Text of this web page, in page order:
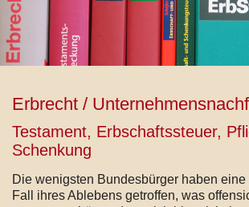
Erbrecht /
Testament, Erbschaftssteuer,
Schenkung
Die wenigsten Bundesbürger haben
Fall ihres Ablebens getroffen, was